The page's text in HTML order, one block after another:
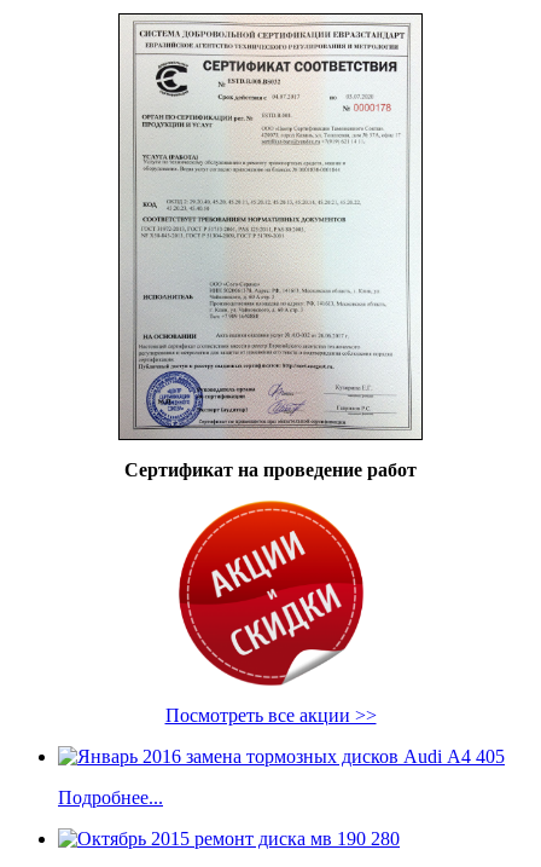
Сертификат на проведение работ
Посмотреть все акции >>
Подробнее...